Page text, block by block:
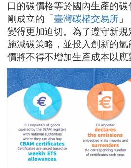
口的碳價格等於國內生產的
剛成立的「 臺灣碳權交易所
變得更加迫切。為了遵守新
施減碳策略，並投入創新的
價將不得不增加生產成本以應